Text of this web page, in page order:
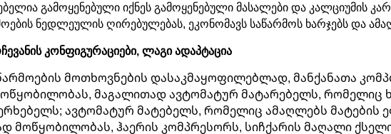
გამოყენებული იქნეს გამოყენებული მასალები და კალციუმის
ნედლეულის ღირებულებას, ეკონომავს საწარმოს ხარჯებს და
კონფიგურაციები, ლაგი ადაპტაცია
მოთხოვნების დასაკმაყოფილებლად, მანქანათა
მაგალითად ავტომატურ მატარებელს, რომელიც
ავტომატურ მატებელს, რომელიც ამაღლებს მატების
მოწყობილობას, ჰაერის კომპრესორს, სიჩქარის მაღალი